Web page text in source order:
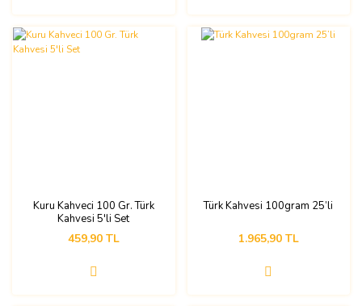
Kuru Kahveci 100 Gr. Türk
Kahvesi 5'li Set
459,90 TL
Türk Kahvesi 100gram 25’li
1.965,90 TL